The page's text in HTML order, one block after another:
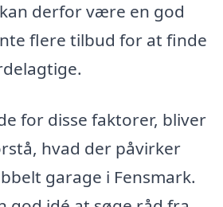
derfor være en god
flere tilbud for at finde
for disse faktorer, bliver
hvad der påvirker
garage i Fensmark.